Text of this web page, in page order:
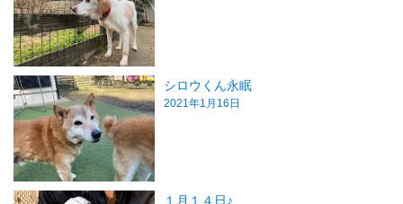
シロウくん永眠
2021年1月16日
１月１４日♪